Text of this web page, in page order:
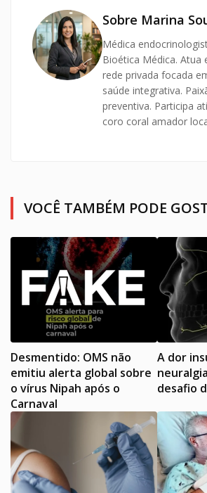
Sobre Marina
Médica
Bioética Médica. Atua
rede privada focada
saúde integrativa.
preventiva. Participa
coro coral amador
VOCÊ TAMBÉM PODE
Desmentido: OMS não
emitiu alerta global sobre
o vírus Nipah após o
Carnaval
A dor
desafio